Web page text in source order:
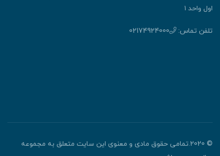
اول واحد ۱
تلفن تماس: 02174924000
© 2020.تمامی حقوق مادی و معنوی این سایت متعلق به مجموعه